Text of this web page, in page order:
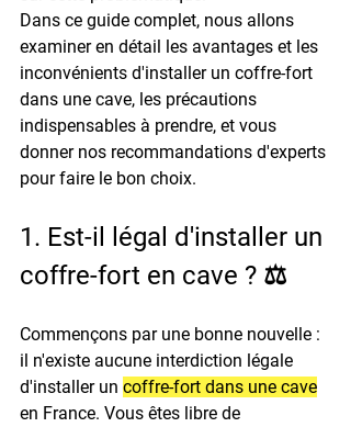
Dans ce guide complet, nous allons
examiner en détail les avantages et les
inconvénients d'installer un coffre-fort
dans une cave, les précautions
indispensables à prendre, et vous
donner nos recommandations d'experts
pour faire le bon choix.
1. Est-il légal d'installer un
coffre-fort en cave ? ⚖️
Commençons par une bonne nouvelle :
il n'existe aucune interdiction légale
d'installer un coffre-fort dans une cave
en France. Vous êtes libre de